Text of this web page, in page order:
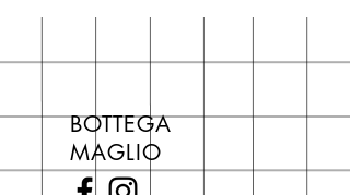
Numero pagine: 336
3/4 giorni, secondo disponibilità
di copertina, escluse le ultime
novità Maglio Editore (vedi etichetta
Novità).
BOTTEGA
MAGLIO